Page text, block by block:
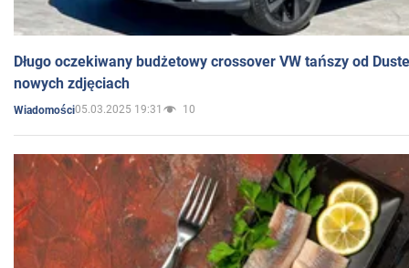
Długo oczekiwany budżetowy crossover VW tańszy od
nowych zdjęciach
Wiadomości05.03.2025 19:31 10